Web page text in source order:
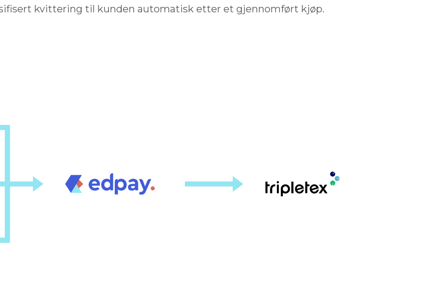
kvittering til kunden automatisk etter et gjennomført kjøp.